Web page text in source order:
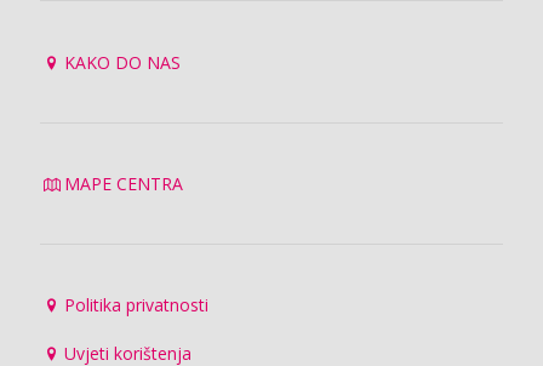
KAKO DO NAS
MAPE CENTRA
Politika privatnosti
Uvjeti korištenja